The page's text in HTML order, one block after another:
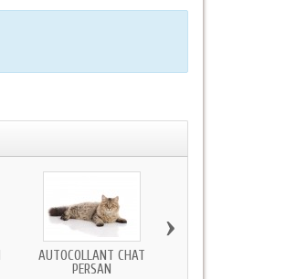
AUTOCOLLANT CHAT
PERSAN
›